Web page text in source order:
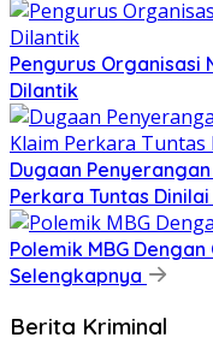
Pengurus Organisasi
Dilantik
Dugaan
Perkara Tuntas
Polemik MBG
Selengkapnya
Berita Kriminal